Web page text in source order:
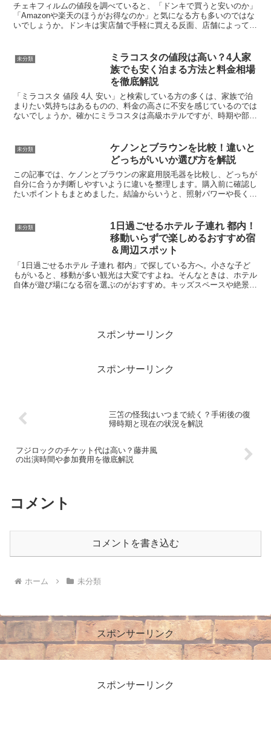
チェキフィルムの値段を調べていると、「ドンキで買うと安いのか」
「Amazonや楽天のほうがお得なのか」と気になる方も多いのではな
いでしょうか。ドンキは実店舗で手軽に買える反面、店舗によって価
未分類
ミラコスタの値段は高い？4人家
族でも安く泊まる方法と料金相場
を徹底解説
「ミラコスタ 値段 4人 安い」と検索している方の多くは、家族で泊
まりたい気持ちはあるものの、料金の高さに不安を感じているのでは
ないでしょうか。確かにミラコスタは高級ホテルですが、時期や部屋
未分類
ケノンとブラウンを比較！違いと
どっちがいいか選び方を解説
この記事では、ケノンとブラウンの家庭用脱毛器を比較し、どっちが
自分に合うか判断しやすいように違いを整理します。購入前に確認し
たいポイントもまとめました。結論からいうと、照射パワーや長く使
未分類
1日過ごせるホテル 子連れ 都内！
移動いらずで楽しめるおすすめ宿
＆周辺スポット
「1日過ごせるホテル 子連れ 都内」で探している方へ。小さな子ど
もがいると、移動が多い観光は大変ですよね。そんなときは、ホテル
自体が遊び場になる宿を選ぶのがおすすめ。キッズスペースや絶景ラ
スポンサーリンク
スポンサーリンク
三笘の怪我はいつまで続く？手術後の復
帰時期と現在の状況を解説
フジロックのチケット代は高い？藤井風
の出演時間や参加費用を徹底解説
コメント
コメントを書き込む
ホーム 未分類
スポンサーリンク
スポンサーリンク